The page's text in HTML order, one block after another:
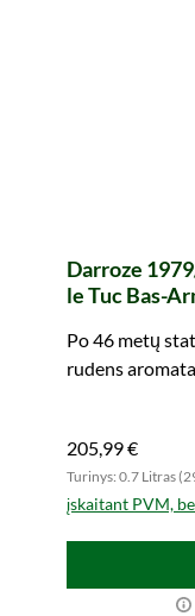
Darroze
le Tuc Bas-
Po 46 metų
rudens
205,99 €
Turinys: 0.7 Litras
įskaitant PVM,